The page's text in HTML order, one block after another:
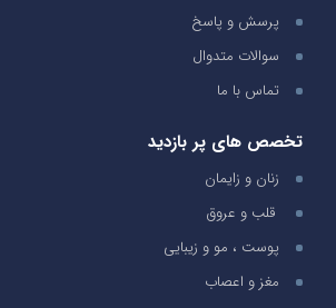
پرسش و پاسخ
سوالات متدوال
تماس با ما
تخصص های پر بازدید
زنان و زایمان
قلب و عروق
پوست ، مو و زیبایی
مغز و اعصاب